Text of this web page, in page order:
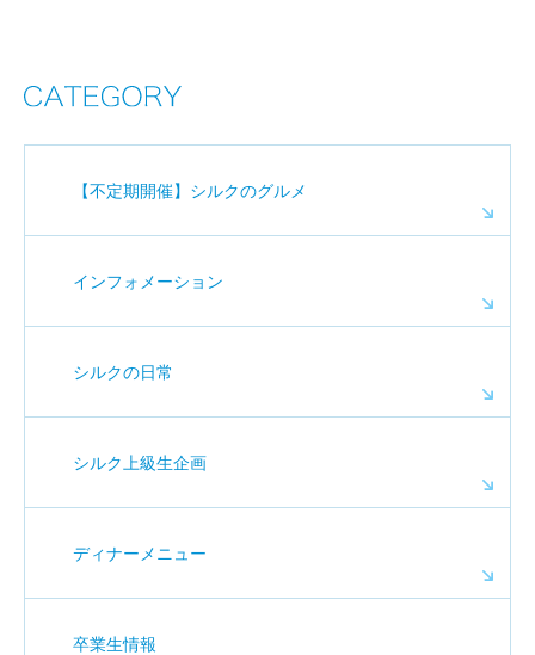
【不定期開催】シルクのグルメ
インフォメーション
シルクの日常
シルク上級生企画
ディナーメニュー
卒業生情報